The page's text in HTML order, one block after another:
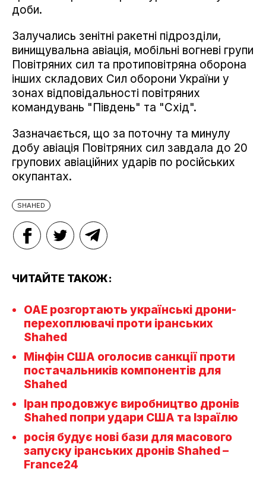
доби.
Залучались зенітні ракетні підрозділи,
винищувальна авіація, мобільні вогневі групи
Повітряних сил та протиповітряна оборона
інших складових Сил оборони України у
зонах відповідальності повітряних
командувань "Південь" та "Схід".
Зазначається, що за поточну та минулу
добу авіація Повітряних сил завдала до 20
групових авіаційних ударів по російських
окупантах.
SHAHED
ЧИТАЙТЕ ТАКОЖ:
ОАЕ розгортають українські дрони-
перехоплювачі проти іранських
Shahed
Мінфін США оголосив санкції проти
постачальників компонентів для
Shahed
Іран продовжує виробництво дронів
Shahed попри удари США та Ізраїлю
росія будує нові бази для масового
запуску іранських дронів Shahed –
France24